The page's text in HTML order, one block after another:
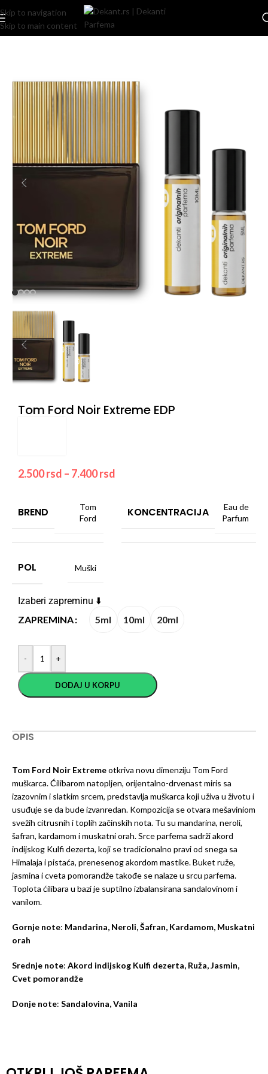
Skip to navigation
Skip to main content
Home/Pakovanje/ Komercijalno
Tom Ford Noir Extreme EDP
2.500rsd – 7.400rsd
BREND
Tom
Ford
KONCENTRACIJA
Eau de
Parfum
POL Muški
Izaberi zapreminu ⬇️
ZAPREMINA
5ml 10ml 20ml
- +
DODAJ U KORPU
OPIS
Tom Ford Noir Extremeotkriva novu dimenziju Tom Ford
muškarca. Ćilibarom natopljen, orijentalno-drvenast miris sa
izazovnim i slatkim srcem, predstavlja muškarca koji uživa u životu i
usuđuje se da bude izvanredan. Kompozicija se otvara mešaviniom
svežih citrusnih i toplih začinskih nota. Tu su mandarina, neroli,
šafran, kardamom i muskatni orah. Srce parfema sadrži akord
indijskog Kulfi dezerta, koji se tradicionalno pravi od snega sa
Himalaja i pistaća, prenesenog akordom mastike. Buket ruže,
jasmina i cveta pomorandže takođe se nalaze u srcu parfema.
Toplota ćilibara u bazi je suptilno izbalansirana sandalovinom i
vanilom.
Gornje note: Mandarina, Neroli, Šafran, Kardamom, Muskatni
orah
Srednje note: Akord indijskog Kulfi dezerta, Ruža, Jasmin,
Cvet pomorandže
Donje note: Sandalovina, Vanila